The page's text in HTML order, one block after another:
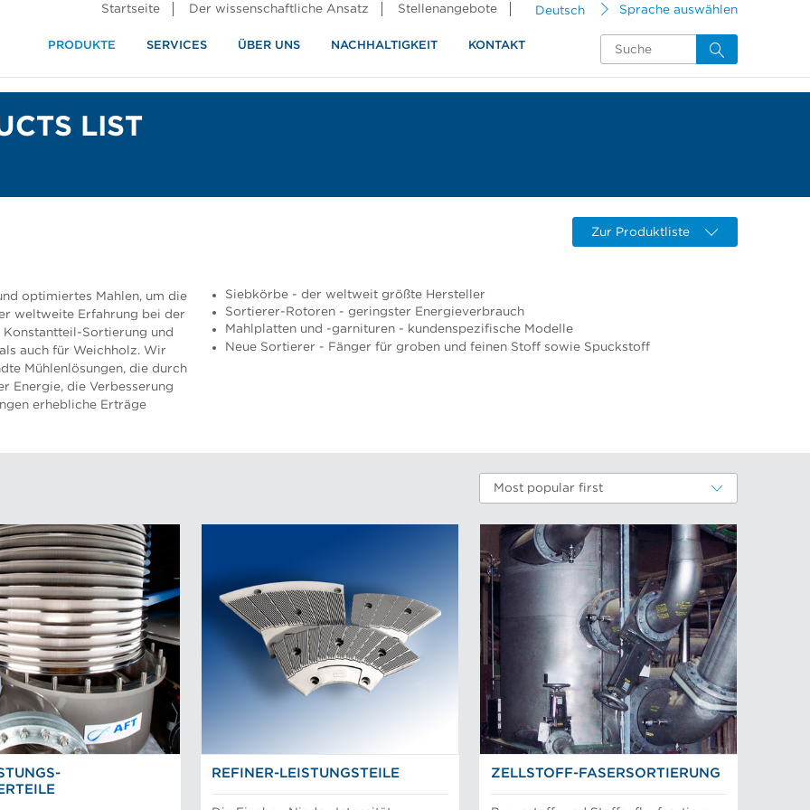
Deutsch Sprache auswählen
Startseite Der wissenschaftliche Ansatz Stellenangebote
PRODUKTE SERVICES ÜBER UNS NACHHALTIGKEIT KONTAKT
LIST
Zur Produktliste
optimiertes Mahlen, um die
weltweite Erfahrung bei der
Sortierung und
auch für Weichholz. Wir
Mühlenlösungen, die durch
Energie, die Verbesserung
erhebliche Erträge
Siebkörbe - der weltweit größte Hersteller
Sortierer-Rotoren - geringster Energieverbrauch
Mahlplatten und -garnituren - kundenspezifische Modelle
Neue Sortierer - Fänger für groben und feinen Stoff sowie Spuckstoff
Most popular first
REFINER-LEISTUNGSTEILE ZELLSTOFF-FASERSORTIERUNG